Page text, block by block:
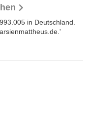
in Deutschland.